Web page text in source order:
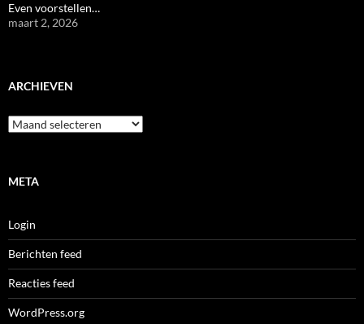
Even voorstellen…
maart 2, 2026
ARCHIEVEN
Archieven
META
Login
Berichten feed
Reacties feed
WordPress.org